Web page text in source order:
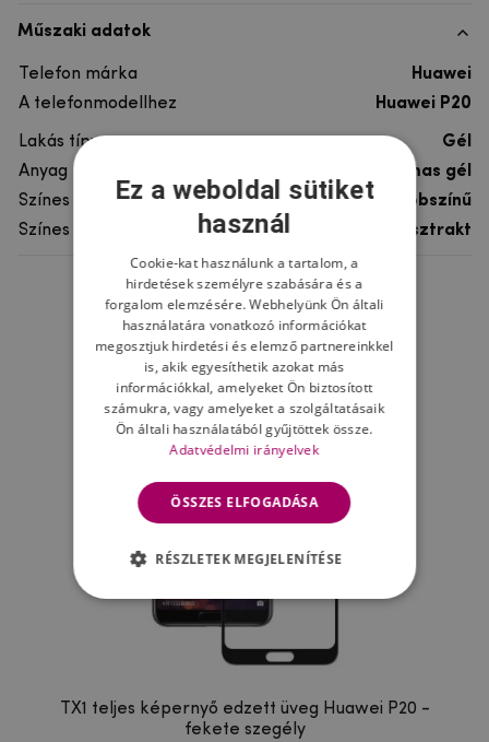
Műszaki adatok
Telefon márka
Huawei
A telefonmodellhez
Huawei P20
Lakás típusa
Gél
Anyag
rugalmas gél
Színes
többszínű
Színes motívum
Absztrakt
Ne felejtsd el
TX1 teljes képernyő edzett üveg Huawei P20 -
fekete szegély
Ez a weboldal sütiket
használ
Cookie-kat használunk a tartalom, a
hirdetések személyre szabására és a
forgalom elemzésére. Webhelyünk Ön általi
használatára vonatkozó információkat
megosztjuk hirdetési és elemző partnereinkkel
is, akik egyesíthetik azokat más
információkkal, amelyeket Ön biztosított
számukra, vagy amelyeket a szolgáltatásaik
Ön általi használatából gyűjtöttek össze.
Adatvédelmi irányelvek
ÖSSZES ELFOGADÁSA
RÉSZLETEK MEGJELENÍTÉSE